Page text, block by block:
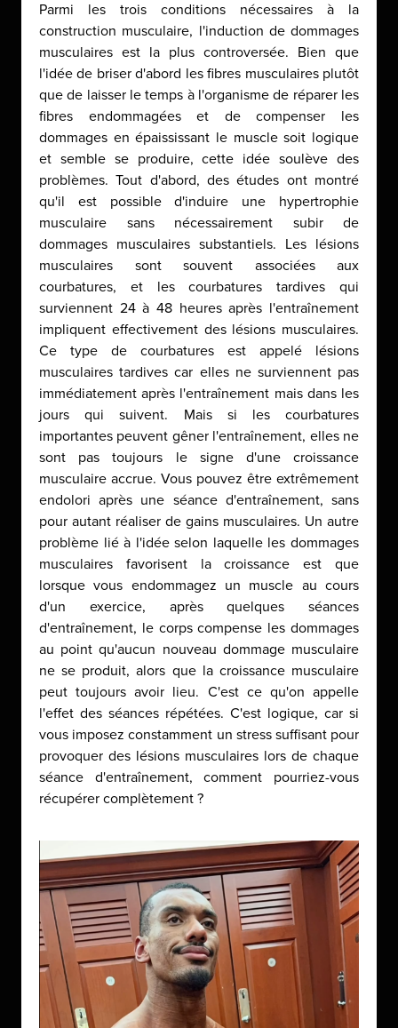
Parmi les trois conditions nécessaires à la
construction musculaire, l'induction de dommages
musculaires est la plus controversée. Bien que
l'idée de briser d'abord les fibres musculaires plutôt
que de laisser le temps à l'organisme de réparer les
fibres endommagées et de compenser les
dommages en épaississant le muscle soit logique
et semble se produire, cette idée soulève des
problèmes. Tout d'abord, des études ont montré
qu'il est possible d'induire une hypertrophie
musculaire sans nécessairement subir de
dommages musculaires substantiels. Les lésions
musculaires sont souvent associées aux
courbatures, et les courbatures tardives qui
surviennent 24 à 48 heures après l'entraînement
impliquent effectivement des lésions musculaires.
Ce type de courbatures est appelé lésions
musculaires tardives car elles ne surviennent pas
immédiatement après l'entraînement mais dans les
jours qui suivent. Mais si les courbatures
importantes peuvent gêner l'entraînement, elles ne
sont pas toujours le signe d'une croissance
musculaire accrue. Vous pouvez être extrêmement
endolori après une séance d'entraînement, sans
pour autant réaliser de gains musculaires. Un autre
problème lié à l'idée selon laquelle les dommages
musculaires favorisent la croissance est que
lorsque vous endommagez un muscle au cours
d'un exercice, après quelques séances
d'entraînement, le corps compense les dommages
au point qu'aucun nouveau dommage musculaire
ne se produit, alors que la croissance musculaire
peut toujours avoir lieu. C'est ce qu'on appelle
l'effet des séances répétées. C'est logique, car si
vous imposez constamment un stress suffisant pour
provoquer des lésions musculaires lors de chaque
séance d'entraînement, comment pourriez-vous
récupérer complètement ?